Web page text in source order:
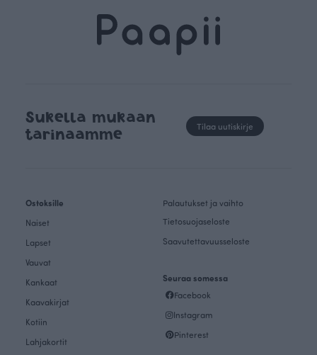
Sukella mukaan
tarinaamme
Tilaa uutiskirje
Ostoksille
Naiset
Lapset
Vauvat
Kankaat
Kaavakirjat
Kotiin
Lahjakortit
Palautukset ja vaihto
Tietosuojaseloste
Saavutettavuusseloste
Seuraa somessa
Facebook
Instagram
Pinterest